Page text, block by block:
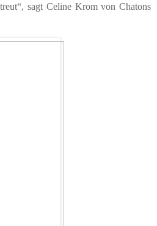
sagt Celine Krom von Chatons